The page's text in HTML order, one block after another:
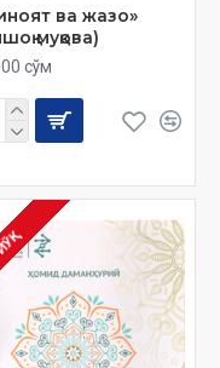
ва жазо»
муқова)
сўм